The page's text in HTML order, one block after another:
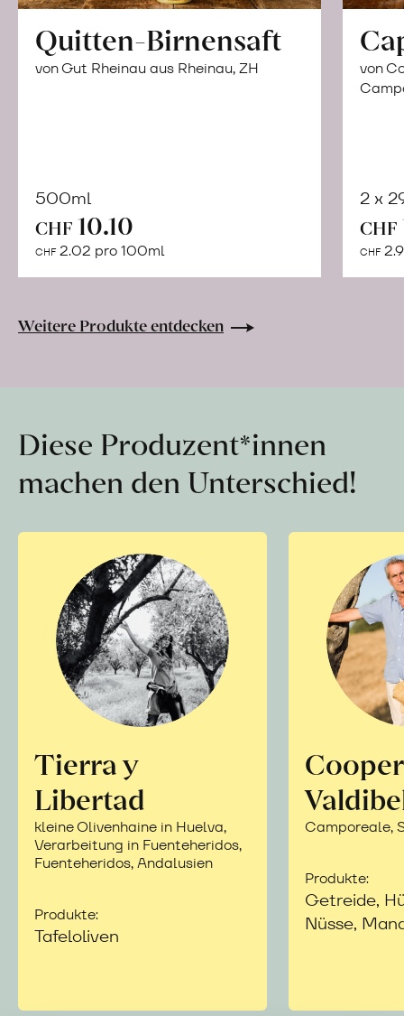
Quitten-Birnensaft
von Gut Rheinau aus Rheinau, ZH
500ml
CHF 10.10
CHF 2.02 pro 100ml
Warenkorb
von
2 x
CHF
CHF
Weitere Produkte entdecken
Diese Produzent*innen
machen den Unterschied!
Tierra y
Libertad
kleine Olivenhaine in Huelva,
Verarbeitung in Fuenteheridos,
Fuenteheridos, Andalusien
Produkte:
Tafeloliven
Camporeale,
Produkte:
Getreide,
Nüsse,